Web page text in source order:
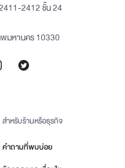
2412 ชั้น 24
พมหานคร 10330
สำหรับร้านหรือธุรกิจ
คำถามที่พบบ่อย